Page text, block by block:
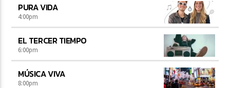
PURA VIDA
4:00pm
EL TERCER TIEMPO
6:00pm
MÚSICA VIVA
8:00pm